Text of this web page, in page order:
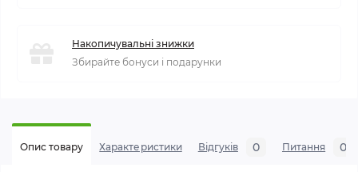
Накопичувальні знижки
Збирайте бонуси і подарунки
Опис товару Характеристики Відгуків 0 Питання 0